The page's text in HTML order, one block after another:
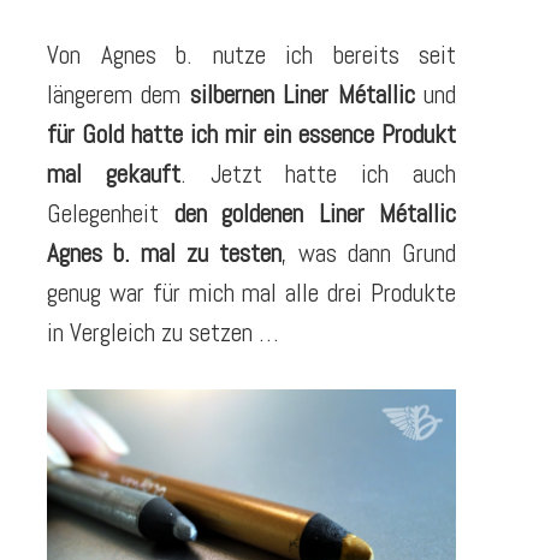
Von Agnes b. nutze ich bereits seit
längerem dem silbernen Liner Métallicund
für Gold hatte ich mir ein essence Produkt
mal gekauft. Jetzt hatte ich auch
Gelegenheit den goldenen Liner Métallic
Agnes b. mal zu testen, was dann Grund
genug war für mich mal alle drei Produkte
in Vergleich zu setzen …